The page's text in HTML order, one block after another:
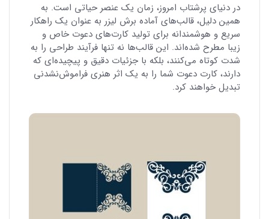
در دنیای پرشتاب امروز، زمان یک عنصر حیاتی است. به
همین دلیل، قالب‌های آماده برش لیزر به عنوان یک راهکار
سریع و هوشمندانه برای تولید کارت‌های دعوت خاص و
زیبا مطرح شده‌اند. این قالب‌ها نه تنها فرآیند طراحی را به
شدت کوتاه می‌کنند، بلکه با جزئیات دقیق و پیچیده‌ای که
دارند، کارت دعوت شما را به یک اثر هنری فراموش‌نشدنی
تبدیل خواهند کرد.